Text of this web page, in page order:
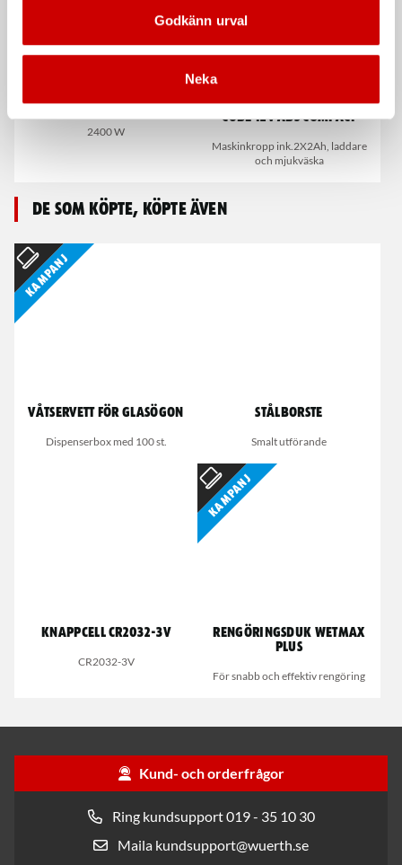
Godkänn urval
Neka
Vinkelslip EWS 24-230
2400 W
Borrskruvdragare M-
Cube 12V ABS Compact
Maskinkropp ink.2X2Ah, laddare
och mjukväska
De som köpte, köpte även
Kampanj
Våtservett för glasögon
Dispenserbox med 100 st.
Stålborste
Smalt utförande
Knappcell CR2032-3V
CR2032-3V
Kampanj
Rengöringsduk Wetmax
Plus
För snabb och effektiv rengöring
Kund- och orderfrågor
Ring kundsupport 019 - 35 10 30
Maila kundsupport@wuerth.se